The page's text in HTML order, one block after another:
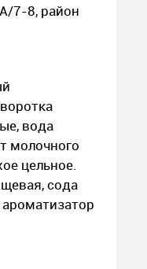
7-8, район
вода
молочного
цельное.
сода